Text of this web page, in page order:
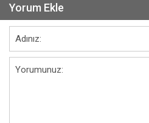
Yorum Ekle